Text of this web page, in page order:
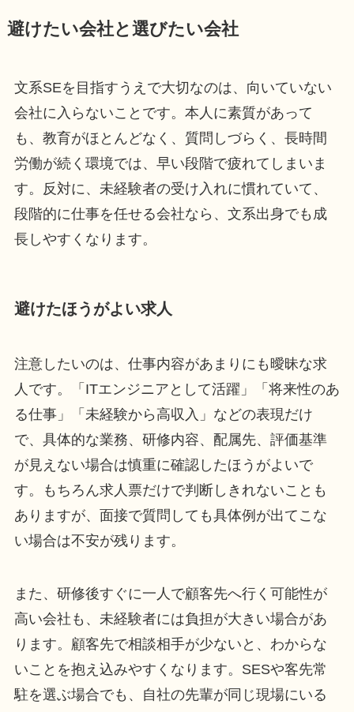
避けたい会社と選びたい会社
文系SEを目指すうえで大切なのは、向いていない
会社に入らないことです。本人に素質があって
も、教育がほとんどなく、質問しづらく、長時間
労働が続く環境では、早い段階で疲れてしまいま
す。反対に、未経験者の受け入れに慣れていて、
段階的に仕事を任せる会社なら、文系出身でも成
長しやすくなります。
避けたほうがよい求人
注意したいのは、仕事内容があまりにも曖昧な求
人です。「ITエンジニアとして活躍」「将来性のあ
る仕事」「未経験から高収入」などの表現だけ
で、具体的な業務、研修内容、配属先、評価基準
が見えない場合は慎重に確認したほうがよいで
す。もちろん求人票だけで判断しきれないことも
ありますが、面接で質問しても具体例が出てこな
い場合は不安が残ります。
また、研修後すぐに一人で顧客先へ行く可能性が
高い会社も、未経験者には負担が大きい場合があ
ります。顧客先で相談相手が少ないと、わからな
いことを抱え込みやすくなります。SESや客先常
駐を選ぶ場合でも、自社の先輩が同じ現場にいる